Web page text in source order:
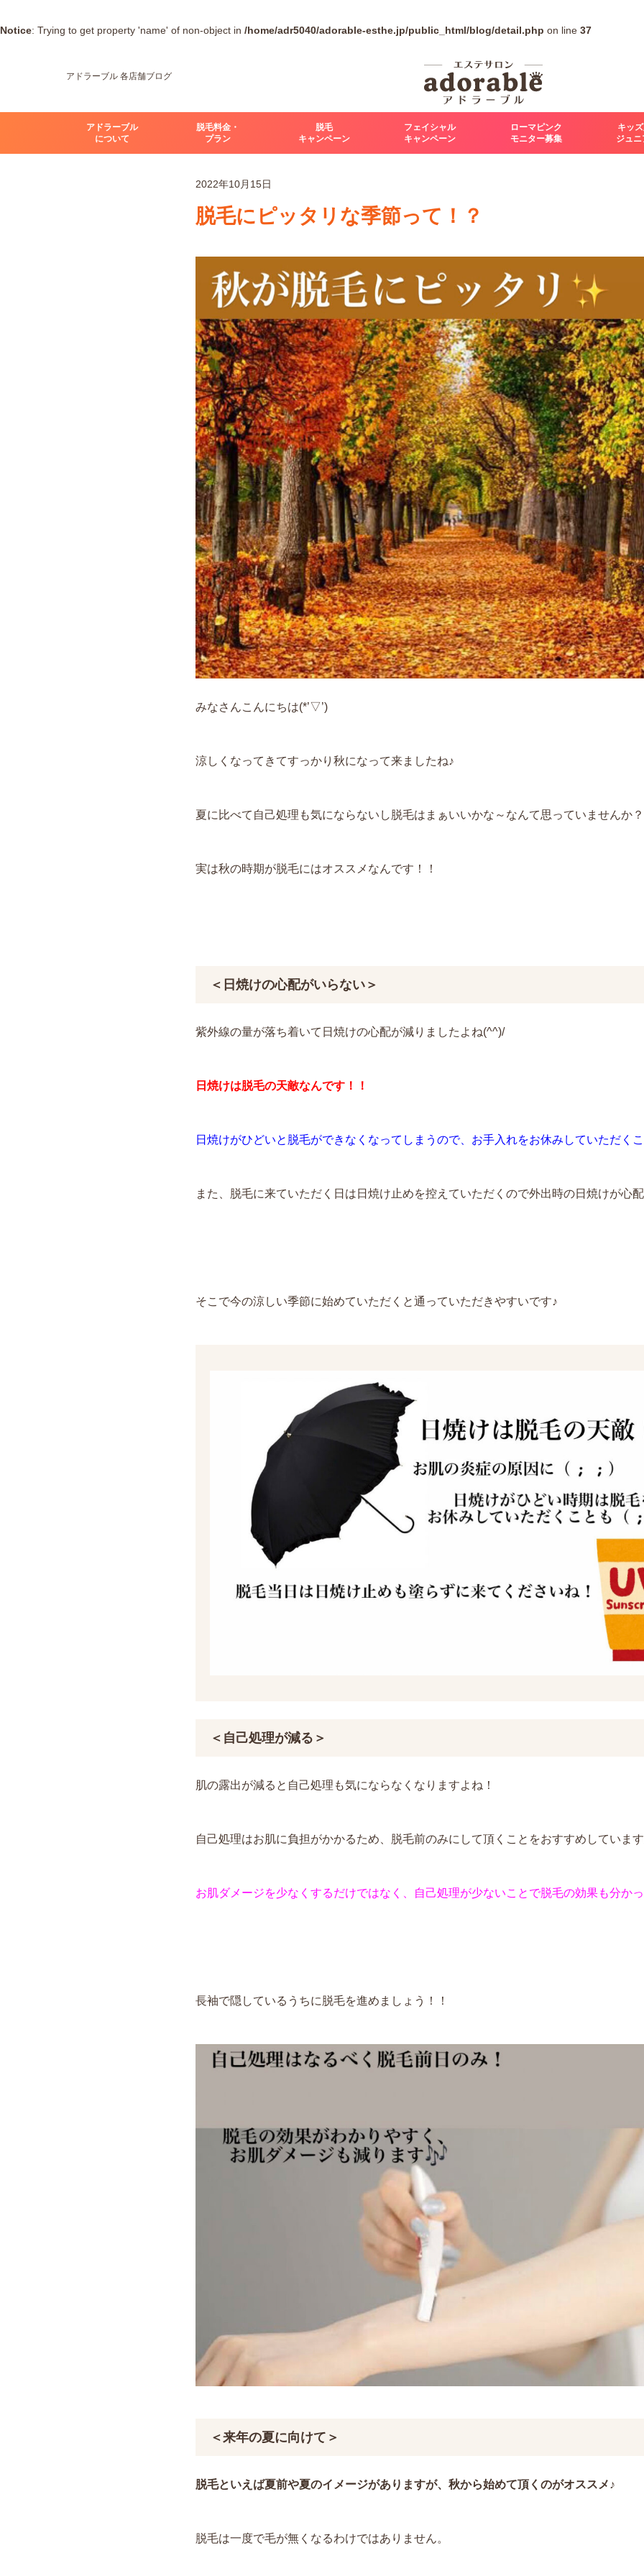
Notice: Trying to get property 'name' of non-object in /home/adr5040/adorable-esthe.jp/public_html/blog/detail.php on line 37
アドラーブル 各店舗ブログ
アドラーブル
について
脱毛料金・
プラン
脱毛
キャンペーン
フェイシャル
キャンペーン
ローマピンク
モニター募集
キッ
ジュ
2022年10月15日
脱毛にピッタリな季節って！？
みなさんこんにちは(*’▽’)
涼しくなってきてすっかり秋になって来ましたね♪
夏に比べて自己処理も気にならないし脱毛はまぁいいかな～なんて思っていませんか？
実は秋の時期が脱毛にはオススメなんです！！
＜日焼けの心配がいらない＞
紫外線の量が落ち着いて日焼けの心配が減りましたよね(^^)/
日焼けは脱毛の天敵なんです！！
日焼けがひどいと脱毛ができなくなってしまうので、お手入れをお休みしていただく
また、脱毛に来ていただく日は日焼け止めを控えていただくので外出時の日焼けが心
そこで今の涼しい季節に始めていただくと通っていただきやすいです♪
＜自己処理が減る＞
肌の露出が減ると自己処理も気にならなくなりますよね！
自己処理はお肌に負担がかかるため、脱毛前のみにして頂くことをおすすめしていま
お肌ダメージを少なくするだけではなく、自己処理が少ないことで脱毛の効果も分か
長袖で隠しているうちに脱毛を進めましょう！！
＜来年の夏に向けて＞
脱毛といえば夏前や夏のイメージがありますが、秋から始めて頂くのがオススメ♪
脱毛は一度で毛が無くなるわけではありません。